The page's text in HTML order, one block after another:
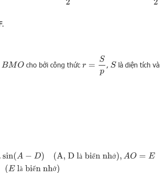
.
BMO cho bởi công thức , S là diện tích và
à ế ớ
à ế ớ
nhớ ,A O=E (E là biến nhớ).OM =AM− AO=A M− E(